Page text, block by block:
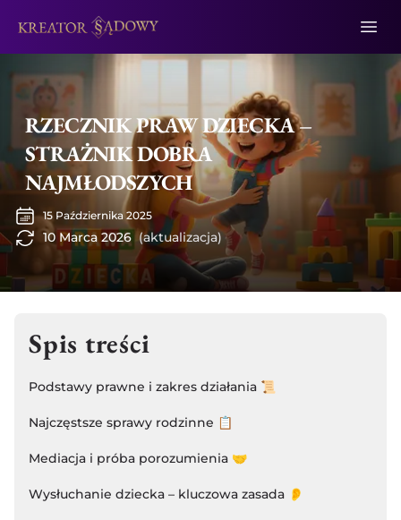
RZECZNIK PRAW DZIECKA –
STRAŻNIK DOBRA
NAJMŁODSZYCH
15 Października 2025
10 Marca 2026 (aktualizacja)
Spis treści
Podstawy prawne i zakres działania 📜
Najczęstsze sprawy rodzinne 📋
Mediacja i próba porozumienia 🤝
Wysłuchanie dziecka – kluczowa zasada 👂